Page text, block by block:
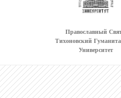
Православный
Тихоновский
Университет